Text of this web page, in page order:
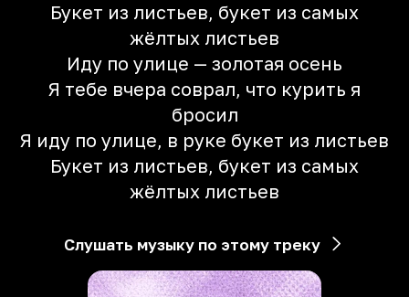
Букет из листьев, букет из самых
жёлтых листьев
Иду по улице — золотая осень
Я тебе вчера соврал, что курить я
бросил
Я иду по улице, в руке букет из листьев
Букет из листьев, букет из самых
жёлтых листьев
Слушать музыку по этому треку